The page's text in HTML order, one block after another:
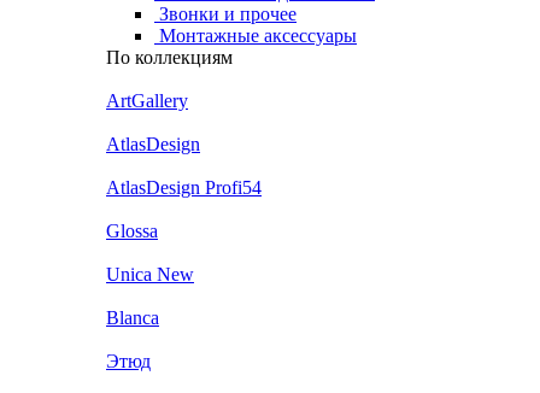
Звонки и прочее
Монтажные аксессуары
По коллекциям
ArtGallery
AtlasDesign
AtlasDesign Profi54
Glossa
Unica New
Blanca
Этюд